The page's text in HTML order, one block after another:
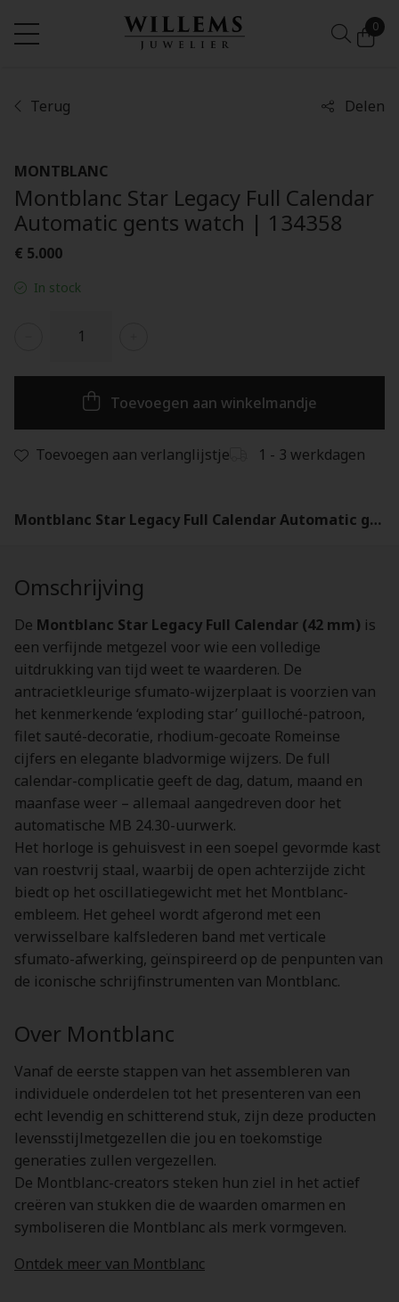
0
Terug Delen
MONTBLANC
Montblanc Star Legacy Full Calendar
Automatic gents watch | 134358
€ 5.000
In stock
Toevoegen aan winkelmandje
Toevoegen aan verlanglijstje 1 - 3 werkdagen
Montblanc Star Legacy Full Calendar Automatic gents watch | 134358
Omschrijving
De Montblanc Star Legacy Full Calendar (42 mm) is
een verfijnde metgezel voor wie een volledige
uitdrukking van tijd weet te waarderen. De
antracietkleurige sfumato-wijzerplaat is voorzien van
het kenmerkende ‘exploding star’ guilloché-patroon,
filet sauté-decoratie, rhodium-gecoate Romeinse
cijfers en elegante bladvormige wijzers. De full
calendar-complicatie geeft de dag, datum, maand en
maanfase weer – allemaal aangedreven door het
automatische MB 24.30-uurwerk.
Het horloge is gehuisvest in een soepel gevormde kast
van roestvrij staal, waarbij de open achterzijde zicht
biedt op het oscillatiegewicht met het Montblanc-
embleem. Het geheel wordt afgerond met een
verwisselbare kalfslederen band met verticale
sfumato-afwerking, geïnspireerd op de penpunten van
de iconische schrijfinstrumenten van Montblanc.
Over Montblanc
Vanaf de eerste stappen van het assembleren van
individuele onderdelen tot het presenteren van een
echt levendig en schitterend stuk, zijn deze producten
levensstijlmetgezellen die jou en toekomstige
generaties zullen vergezellen.
De Montblanc-creators steken hun ziel in het actief
creëren van stukken die de waarden omarmen en
symboliseren die Montblanc als merk vormgeven.
Ontdek meer van Montblanc